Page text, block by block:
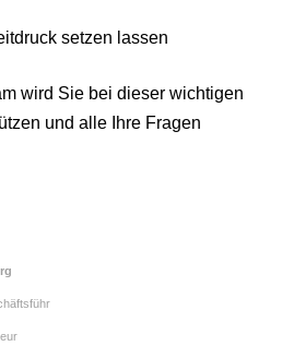
setzen lassen
wird Sie bei dieser wichtigen
und alle Ihre Fragen